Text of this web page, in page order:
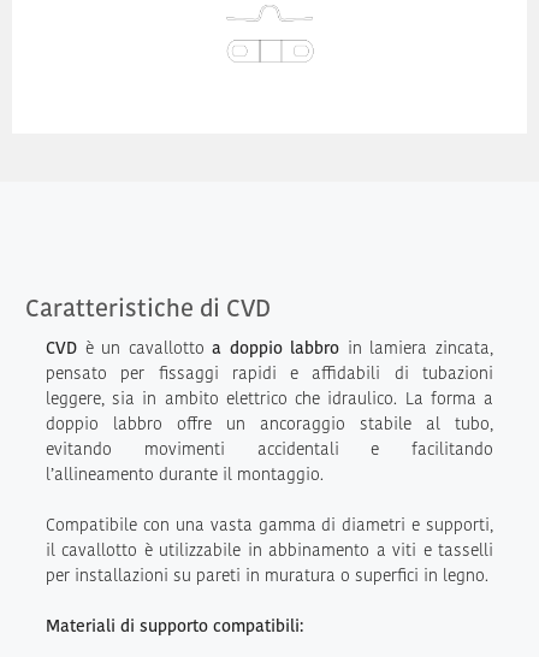
Caratteristiche di CVD
CVD è un cavallottoa doppio labbro in lamiera zincata,
pensato per fissaggi rapidi e affidabili di tubazioni
leggere, sia in ambito elettrico che idraulico. La forma a
doppio labbro offre un ancoraggio stabile al tubo,
evitando movimenti accidentali e facilitando
l’allineamento durante il montaggio.
Compatibile con una vasta gamma di diametri e supporti,
il cavallotto è utilizzabile in abbinamento a viti e tasselli
per installazioni su pareti in muratura o superfici in legno.
Materiali di supporto compatibili: